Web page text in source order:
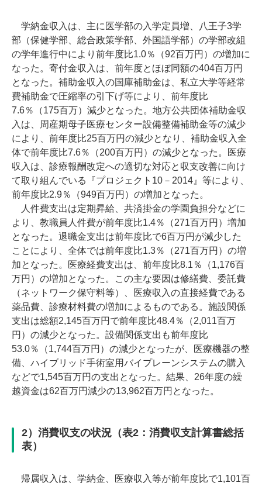
学納金収入は、主に医学部の入学定員増、八王子3学
部（保健学部、総合政策学部、外国語学部）の学部改組
の学年進行中により前年度比1.0％（92百万円）の増加に
なった。寄付金収入は、前年度とほぼ同額の404百万円
となった。補助金収入の国庫補助金は、私立大学等経常
費補助金で圧縮率の引下げ等により、前年度比
7.6％（175百万）減少となった。地方公共団体補助金収
入は、周産期母子医療センター設備整備補助金等の減少
により、前年度比25百万円の減少となり、補助金収入全
体で前年度比7.6％（200百万円）の減少となった。医療
収入は、診療報酬改定への適切な対応と収支改善に向け
て取り組んでいる『プロジェクト10－2014』等により、
前年度比2.9％（949百万円）の増加となった。
人件費支出は定期昇給、共済掛金の学園負担分などに
より、教職員人件費が前年度比1.4％（271百万円）増加
となった。退職金支出は前年度比で6百万円が減少した
ことにより、全体では前年度比1.3％（271百万円）の増
加となった。医療経費支出は、前年度比8.1％（1,176百
万円）の増加となった。この主な要因は修繕費、委託費
（ネットワーク保守料等）、医療収入の直接経費である
薬品費、診療材料費の増加によるものである。施設関係
支出は総額2,145百万円で前年度比48.4％（2,011百万
円）の減少となった。設備関係支出も前年度比
53.0％（1,744百万円）の減少となったが、医療機器の整
備、ハイブリッド手術室用バイプレーンシステムの購入
などで1,545百万円の支出となった。結果、26年度の繰
越資金は62百万円減少の13,962百万円となった。
2）消費収支の状況（表2：消費収支計算書総括
表）
帰属収入は、学納金、医療収入等が前年度比で1,101百